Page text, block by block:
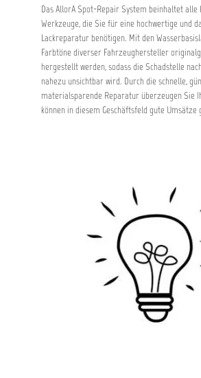
Das AllorA Spot-Repair System beinhaltet alle
Werkzeuge, die Sie für eine hochwertige und
Lackreparatur benötigen. Mit den
Farbtöne diverser Fahrzeughersteller
hergestellt werden, sodass die Schadstelle
nahezu unsichtbar wird. Durch die schnelle,
materialsparende Reparatur überzeugen Sie
können in diesem Geschäftsfeld gute Umsätze